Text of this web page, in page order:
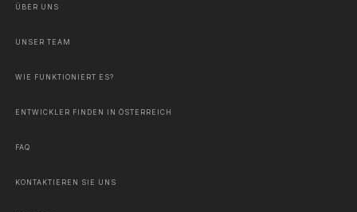
ÜBER UNS
UNSER TEAM
WIE FUNKTIONIERT ES?
ENTWICKLER FINDEN IN ÖSTERREICH
FAQ
KONTAKTIEREN SIE UNS